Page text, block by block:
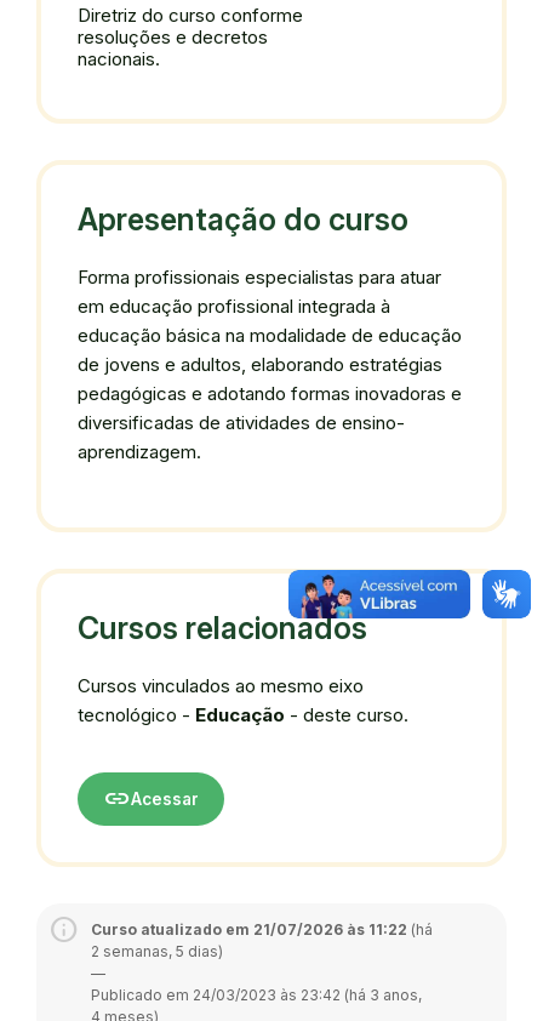
Diretriz do curso conforme
resoluções e decretos
nacionais.
Apresentação do curso
Forma profissionais especialistas para atuar
em educação profissional integrada à
educação básica na modalidade de educação
de jovens e adultos, elaborando estratégias
pedagógicas e adotando formas inovadoras e
diversificadas de atividades de ensino-
aprendizagem.
Cursos relacionados
Cursos vinculados ao mesmo eixo
tecnológico - Educação - deste curso.
linkAcessar
Curso atualizado em 21/07/2026 às 11:22 (há
2 semanas, 5 dias)
—
Publicado em 24/03/2023 às 23:42 (há 3 anos,
4 meses)